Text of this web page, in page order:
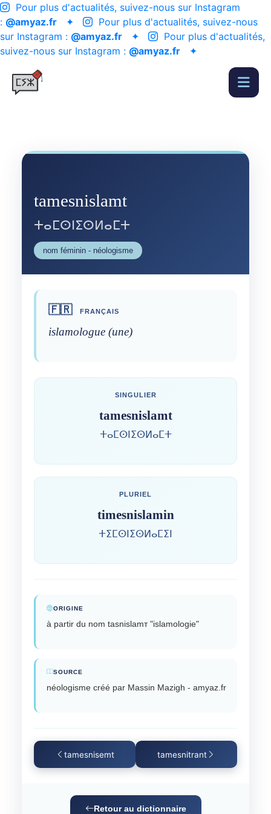
Pour plus d'actualités, suivez-nous sur Instagram
: @amyaz.fr ✦
Pour plus d'actualités, suivez-nous
sur Instagram : @amyaz.fr ✦
Pour plus d'actualités,
suivez-nous sur Instagram : @amyaz.fr ✦
tamesnislamt
ⵜⴰⵎⵙⵏⵉⵙⵍⴰⵎⵜ
nom féminin - néologisme
🇫🇷 FRANÇAIS
islamologue (une)
SINGULIER
tamesnislamt
ⵜⴰⵎⵙⵏⵉⵙⵍⴰⵎⵜ
PLURIEL
timesnislamin
ⵜⵉⵎⵙⵏⵉⵙⵍⴰⵎⵉⵏ
ORIGINE
à partir du nom tasnislamт "islamologie"
SOURCE
néologisme créé par Massin Mazigh - amyaz.fr
tamesnisemt tamesnitrant
Retour au dictionnaire